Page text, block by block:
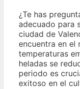
¿Te has
adecuado para
ciudad de
encuentra en el
temperaturas
heladas se
periodo es
exitoso en el